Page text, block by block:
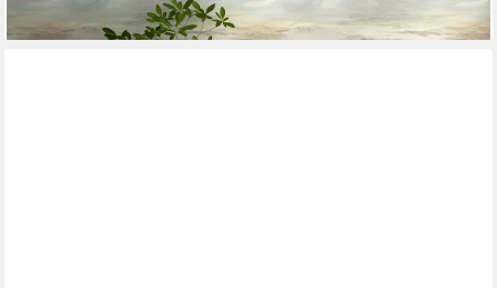
lieferbar - in 4-5 Werktagen bei dir